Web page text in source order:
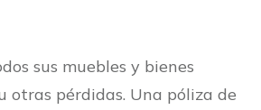
sus muebles y bienes
otras pérdidas. Una póliza de